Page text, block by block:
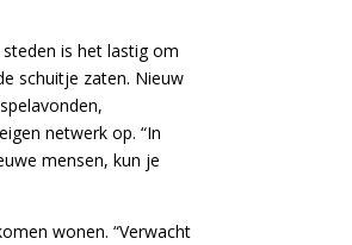
is het lastig om
schuitje zaten. Nieuw
netwerk op. “In
mensen, kun je
wonen. “Verwacht